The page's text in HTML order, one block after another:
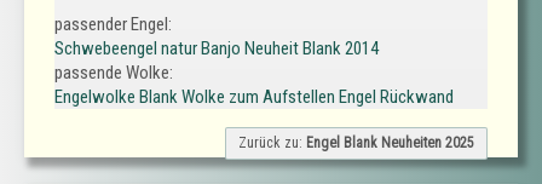
passender Engel:
Schwebeengel natur Banjo Neuheit Blank 2014
passende Wolke:
Engelwolke Blank Wolke zum Aufstellen Engel Rückwand
Zurück zu: Engel Blank Neuheiten 2025